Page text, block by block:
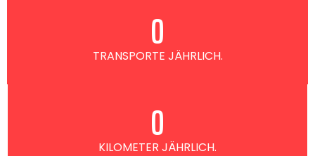
TRANSPORTE JÄHRLICH.
0
KILOMETER JÄHRLICH.
0